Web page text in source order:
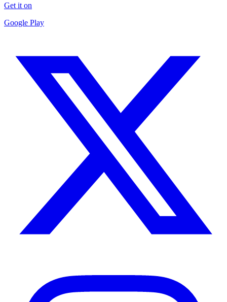
Get it on
Google Play